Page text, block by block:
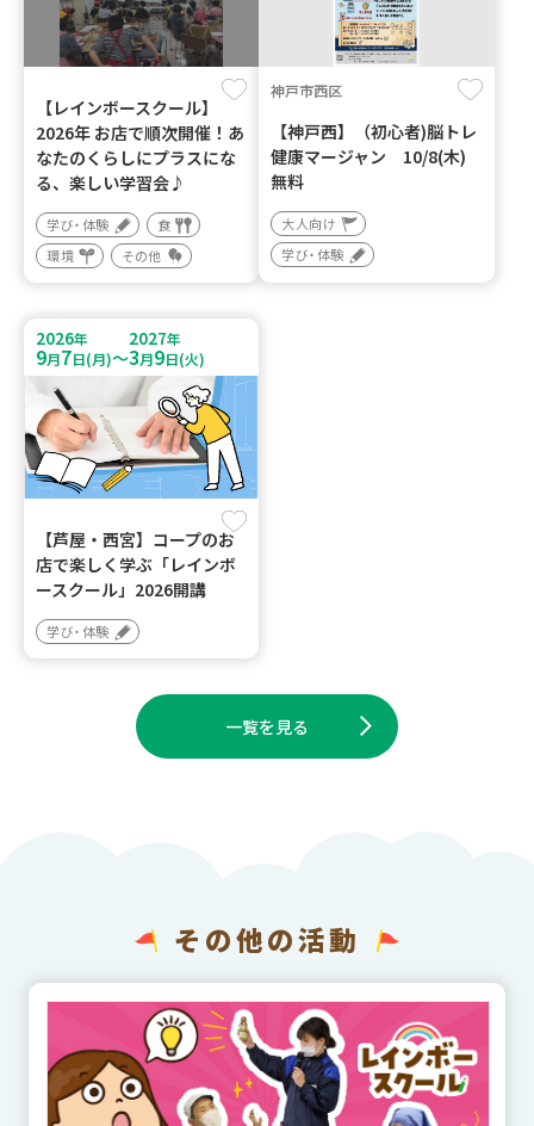
【レインボースクール】
2026年 お店で順次開催！あ
なたのくらしにプラスにな
る、楽しい学習会♪
学び・体験
食
環境
その他
神戸市西区
【神戸西】（初心者)脳トレ
健康マージャン 10/8(木)
無料
大人向け
学び・体験
2026年
9月7日(月)～
2027年
3月9日(火)
【芦屋・西宮】コープのお
店で楽しく学ぶ「レインボ
ースクール」2026開講
学び・体験
一覧を見る
その他の活動